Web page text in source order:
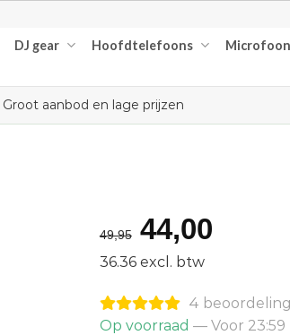
DJ gear Hoofdtelefoons
Groot aanbod en lage prijzen
49,95
prijs
was:
€49,95.
44,00
36.36 excl. btw
4
Op voorraad — Voor